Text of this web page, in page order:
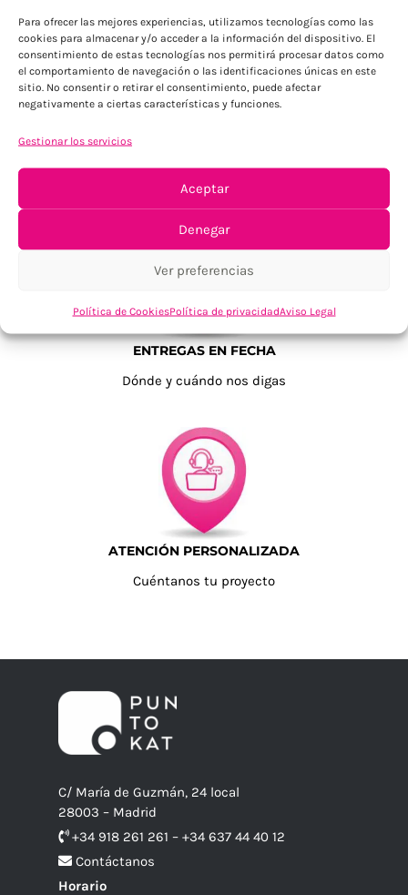
Para ofrecer las mejores experiencias, utilizamos tecnologías como las
cookies para almacenar y/o acceder a la información del dispositivo. El
consentimiento de estas tecnologías nos permitirá procesar datos como
el comportamiento de navegación o las identificaciones únicas en este
sitio. No consentir o retirar el consentimiento, puede afectar
negativamente a ciertas características y funciones.
Gestionar los servicios
Aceptar
Denegar
Ver preferencias
Política de CookiesPolítica de privacidadAviso Legal
TU SATISFACCIÓN = LA NUESTRA
Tu confianza, nuestro objetivo
ENTREGAS EN FECHA
Dónde y cuándo nos digas
ATENCIÓN PERSONALIZADA
Cuéntanos tu proyecto
C/ María de Guzmán, 24 local
28003 – Madrid
+34 918 261 261 – +34 637 44 40 12
Contáctanos
Horario